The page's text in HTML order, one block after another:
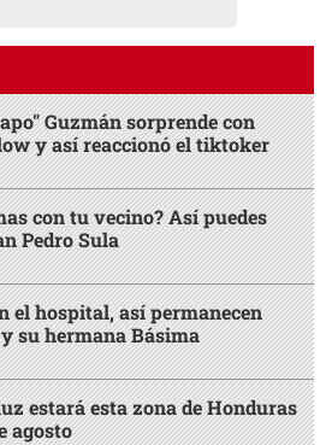
Guzmán sorprende con
y así reaccionó el tiktoker
con tu vecino? Así puedes
Pedro Sula
el hospital, así permanecen
su hermana Básima
estará esta zona de Honduras
agosto